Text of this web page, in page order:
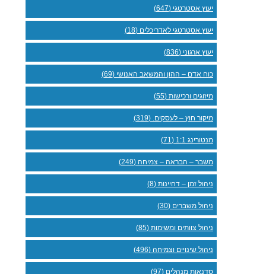
יעוץ אסטרטגי (647)
יעוץ אסטרטגי לאדריכלים (18)
יעוץ ארגוני (836)
כוח אדם – ההון והמשאב האנושי (69)
מיזוגים ורכישות (55)
מיקור חוץ – לעסקים. (319)
מנטורינג 1:1 (71)
משבר – הבראה – צמיחה (249)
ניהול זמן – דחיינות (8)
ניהול משברים (30)
ניהול צוותים ומשימות (85)
ניהול שינויים וצמיחה (496)
סדנאות מנהלים (97)